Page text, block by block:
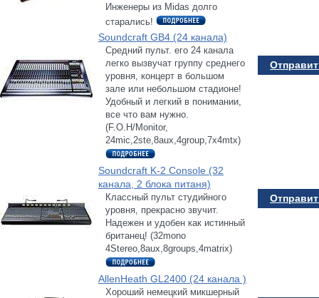
Инженеры из Midas долго
старались!
Soundcraft GB4 (24 канала)
Средний пульт. его 24 канала
легко вызвучат группу среднего
уровня, концерт в большом
зале или небольшом стадионе!
Удобный и легкий в понимании,
все что вам нужно.
(F.O.H/Monitor,
24mic,2ste,8aux,4group,7x4mtx)
Soundcraft K-2 Console (32
канала, 2 блока питаня)
Классный пульт студийного
уровня, прекрасно звучит.
Надежен и удобен как истинный
британец! (32mono
4Stereo,8aux,8groups,4matrix)
AllenHeath GL2400 (24 канала )
Хороший немецкий микшерный